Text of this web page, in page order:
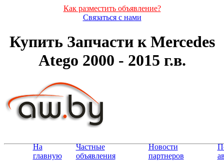
Как разместить объявление?
Связаться с нами
Купить Запчасти к Mercedes
Atego 2000 - 2015 г.в.
На
главную
Частные
объявления
Новости
партнеров